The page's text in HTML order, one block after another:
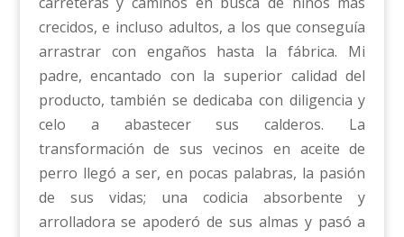
crecidos, e incluso adultos, a los que conseguía
arrastrar con engaños hasta la fábrica. Mi
padre, encantado con la superior calidad del
producto, también se dedicaba con diligencia y
celo a abastecer sus calderos. La
transformación de sus vecinos en aceite de
perro llegó a ser, en pocas palabras, la pasión
de sus vidas; una codicia absorbente y
arrolladora se apoderó de sus almas y pasó a